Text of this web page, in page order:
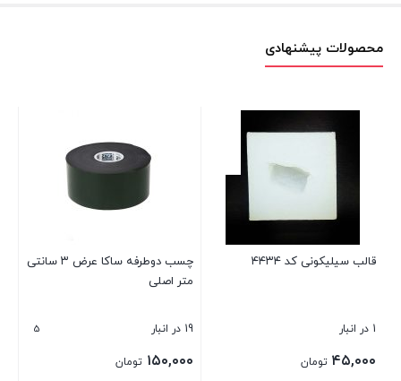
محصولات پیشنهادی
قالب سیلیکونی کد ۴۴۳۴
1 در انبار
۴۵,۰۰۰ تومان
چسب دوطرفه ساکا عرض ۳ سانتی
متر اصلی
19 در انبار 5
۱۵۰,۰۰۰ تومان